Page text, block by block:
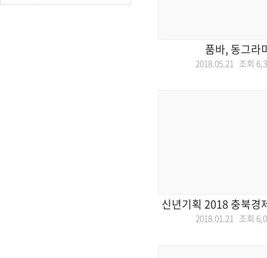
품바, 동그라
2018.05.21 조회
신년기획 2018 충북경
2018.01.21 조회